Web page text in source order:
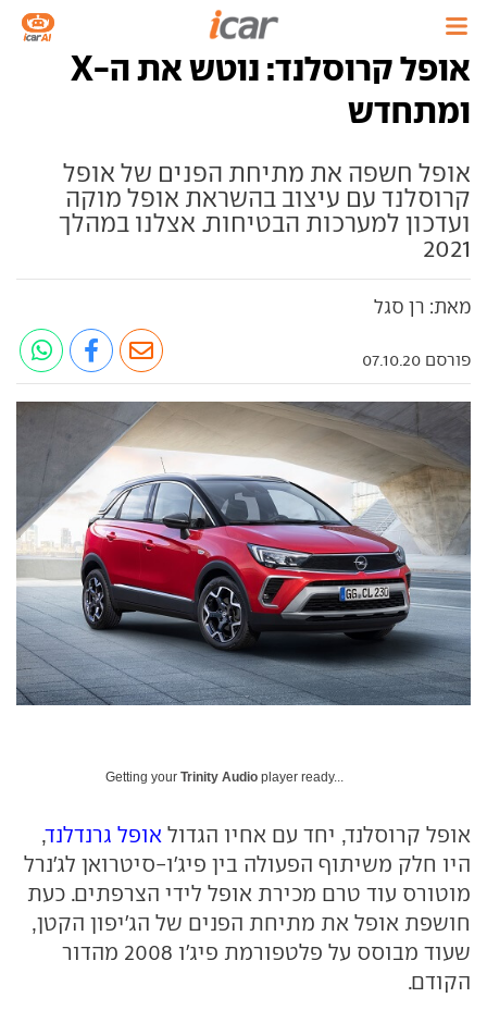
אופל קרוסלנד: נוטש את ה-X
ומתחדש
אופל חשפה את מתיחת הפנים של אופל
קרוסלנד עם עיצוב בהשראת אופל מוקה
ועדכון למערכות הבטיחות. אצלנו במהלך
2021
מאת: רן סגל
פורסם 07.10.20
Getting your Trinity Audio player ready...
אופל קרוסלנד, יחד עם אחיו הגדול אופל גרנדלנד,
היו חלק משיתוף הפעולה בין פיג'ו-סיטרואן לג'נרל
מוטורס עוד טרם מכירת אופל לידי הצרפתים. כעת
חושפת אופל את מתיחת הפנים של הג'יפון הקטן,
שעוד מבוסס על פלטפורמת פיג'ו 2008 מהדור
הקודם.